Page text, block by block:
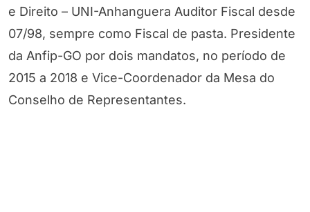
e Direito – UNI-Anhanguera Auditor Fiscal desde
07/98, sempre como Fiscal de pasta. Presidente
da Anfip-GO por dois mandatos, no período de
2015 a 2018 e Vice-Coordenador da Mesa do
Conselho de Representantes.